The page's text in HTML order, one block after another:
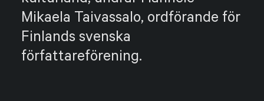
Mikaela Taivassalo, ordförande för
Finlands svenska
författareförening.